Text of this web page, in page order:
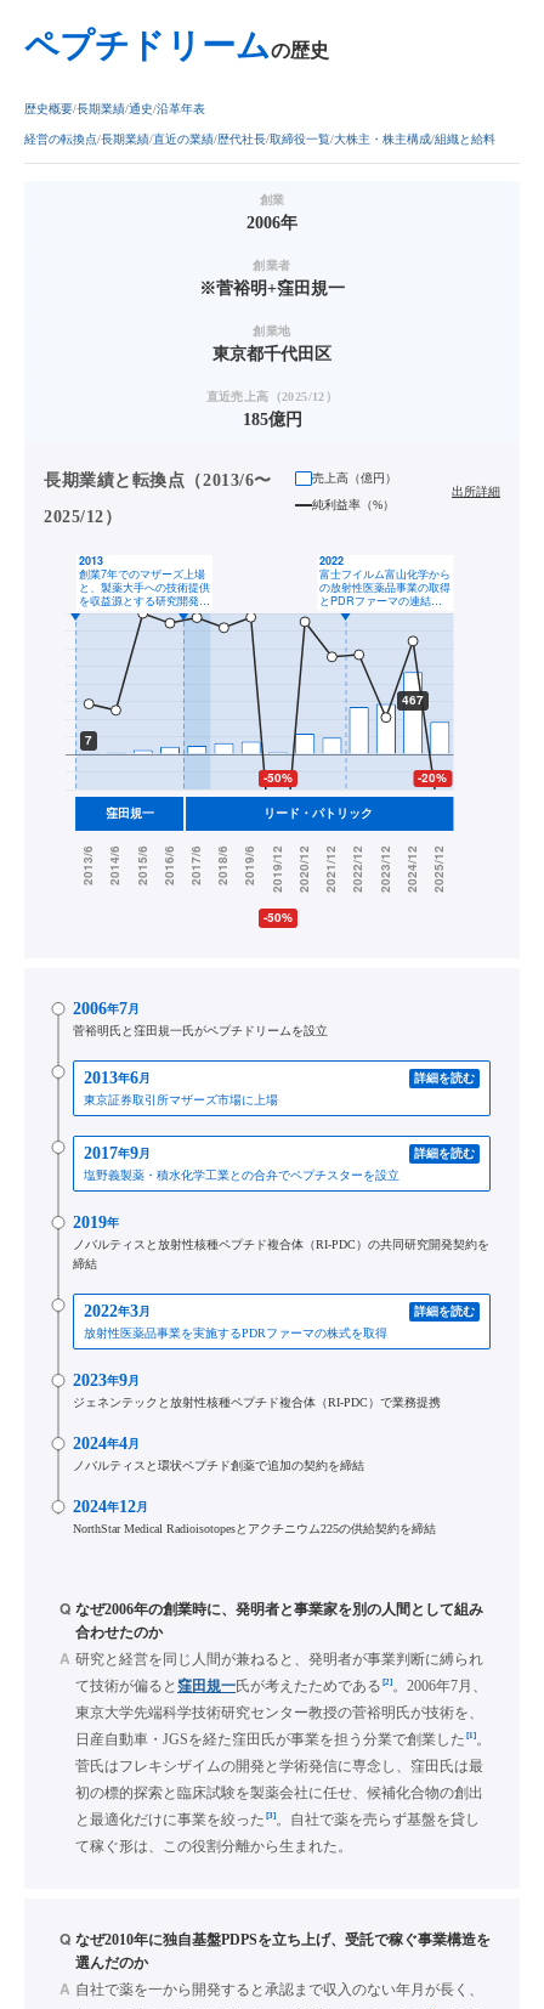
ペプチドリームの歴史
歴史概要 長期業績 通史 沿革年表
経営の転換点 長期業績 直近の業績 歴代社長 取締役一覧 大株主・株主構成 組織と給料
創業
2006年
創業者
※菅裕明+窪田規一
創業地
東京都千代田区
直近売上高（2025/12）
185億円
長期業績と転換点（2013/6〜
2025/12）
売上高（億円）
純利益率（%）
出所詳細
2006年7月
菅裕明氏と窪田規一氏がペプチドリームを設立
2013年6月
詳細を読む
東京証券取引所マザーズ市場に上場
2017年9月
詳細を読む
塩野義製薬・積水化学工業との合弁でペプチスターを設立
2019年
ノバルティスと放射性核種ペプチド複合体（RI-PDC）の共同研究開発契約を
締結
2022年3月
詳細を読む
放射性医薬品事業を実施するPDRファーマの株式を取得
2023年9月
ジェネンテックと放射性核種ペプチド複合体（RI-PDC）で業務提携
2024年4月
ノバルティスと環状ペプチド創薬で追加の契約を締結
2024年12月
NorthStar Medical Radioisotopesとアクチニウム225の供給契約を締結
Q なぜ2006年の創業時に、発明者と事業家を別の人間として組み
合わせたのか
A 研究と経営を同じ人間が兼ねると、発明者が事業判断に縛られ
て技術が偏ると 窪田規一氏が考えたためである [2]。2006年7月、
東京大学先端科学技術研究センター教授の菅裕明氏が技術を、
日産自動車・JGSを経た窪田氏が事業を担う分業で創業した [1]。
菅氏はフレキシザイムの開発と学術発信に専念し、窪田氏は最
初の標的探索と臨床試験を製薬会社に任せ、候補化合物の創出
と最適化だけに事業を絞った [3]。自社で薬を売らず基盤を貸し
て稼ぐ形は、この役割分離から生まれた。
Q なぜ2010年に独自基盤PDPSを立ち上げ、受託で稼ぐ事業構造を
選んだのか
A 自社で薬を一から開発すると承認まで収入のない年月が長く、